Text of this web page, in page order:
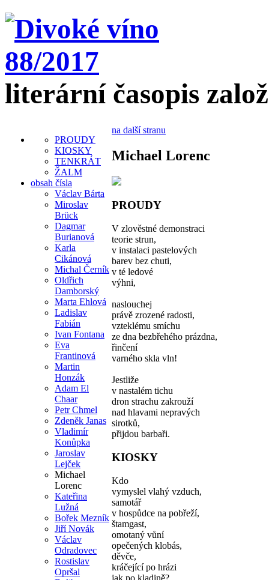
literární časopis
PROUDY
KIOSKY
TENKRÁT
ŽALM
obsah čísla
Václav Bárta
Miroslav
Brück
Dagmar
Burianová
Karla
Cikánová
Michal Černík
Oldřich
Damborský
Marta Ehlová
Ladislav
Fabián
Ivan Fontana
Eva
Frantinová
Martin
Honzák
Adam El
Chaar
Petr Chmel
Zdeněk Janas
Vladimír
Konůpka
Jaroslav
Lejček
Michael
Lorenc
Kateřina
Lužná
Bořek Mezník
Jiří Novák
Václav
Odradovec
Rostislav
Opršal
na další stranu
Michael Lorenc
PROUDY
V zlověstné demonstraci
teorie strun,
v instalaci pastelových
barev bez chuti,
v té ledové
výhni,
naslouchej
právě zrozené radosti,
vzteklému smíchu
ze dna bezbřehého prázdna,
řinčení
varného skla vln!
Jestliže
v nastalém tichu
dron strachu zakrouží
nad hlavami nepravých
sirotků,
přijdou barbaři.
KIOSKY
Kdo
vymyslel vlahý vzduch,
samotář
v hospůdce na pobřeží,
štamgast,
omotaný vůní
opečených klobás,
děvče,
kráčející po hrázi
jak po kladině?